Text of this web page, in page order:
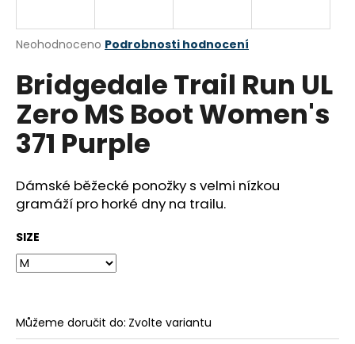
Průměrné
produktu
je
0,0
z
5
hvězdiček.
Neohodnoceno Podrobnosti hodnocení
Bridgedale Trail Run UL
Zero MS Boot Women's
371 Purple
Dámské běžecké ponožky s velmi nízkou
gramáží pro horké dny na trailu.
SIZE
Můžeme doručit do: Zvolte variantu
j
t
?
HLEDAT
D
o
r